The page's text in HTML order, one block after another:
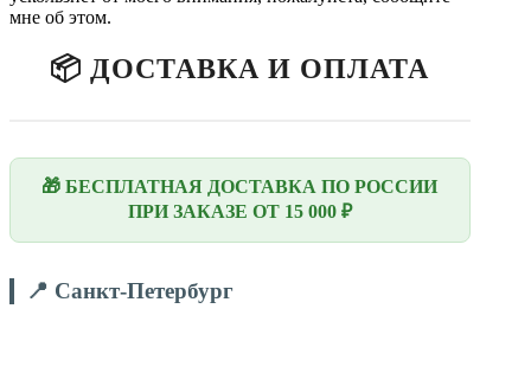
мне об этом.
📦 ДОСТАВКА И ОПЛАТА
🎁 БЕСПЛАТНАЯ ДОСТАВКА ПО РОССИИ
ПРИ ЗАКАЗЕ ОТ 15 000 ₽
📍 Санкт-Петербург